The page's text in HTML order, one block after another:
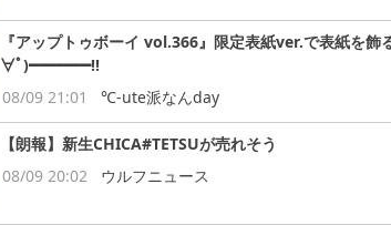
『アップトゥボーイ vol.366』限定表紙ver.で表紙を
∀ﾟ)━━━━!!
08/09 21:01
℃-ute派なんday
【朗報】新生CHICA#TETSUが売れそう
08/09 20:02
ウルフニュース